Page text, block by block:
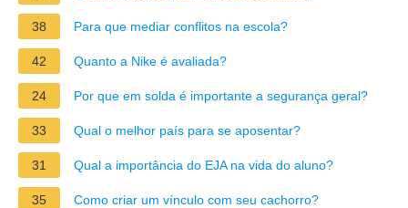
38 Para que mediar conflitos na escola?
42 Quanto a Nike é avaliada?
24 Por que em solda é importante a segurança geral?
33 Qual o melhor país para se aposentar?
31 Qual a importância do EJA na vida do aluno?
35 Como criar um vínculo com seu cachorro?